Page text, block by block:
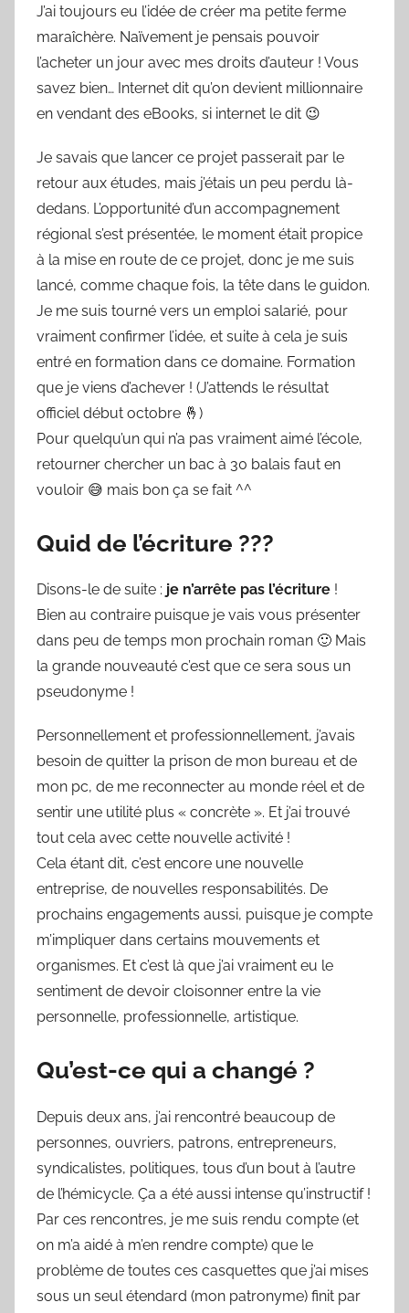
J’ai toujours eu l’idée de créer ma petite ferme
maraîchère. Naïvement je pensais pouvoir
l’acheter un jour avec mes droits d’auteur ! Vous
savez bien… Internet dit qu’on devient millionnaire
en vendant des eBooks, si internet le dit 😉
Je savais que lancer ce projet passerait par le
retour aux études, mais j’étais un peu perdu là-
dedans. L’opportunité d’un accompagnement
régional s’est présentée, le moment était propice
à la mise en route de ce projet, donc je me suis
lancé, comme chaque fois, la tête dans le guidon.
Je me suis tourné vers un emploi salarié, pour
vraiment confirmer l’idée, et suite à cela je suis
entré en formation dans ce domaine. Formation
que je viens d’achever ! (J’attends le résultat
officiel début octobre 🤞 )
Pour quelqu’un qui n’a pas vraiment aimé l’école,
retourner chercher un bac à 30 balais faut en
vouloir 😅 mais bon ça se fait ^^
Quid de l’écriture ???
Disons-le de suite : je n’arrête pas l’écriture !
Bien au contraire puisque je vais vous présenter
dans peu de temps mon prochain roman 🙂 Mais
la grande nouveauté c’est que ce sera sous un
pseudonyme !
Personnellement et professionnellement, j’avais
besoin de quitter la prison de mon bureau et de
mon pc, de me reconnecter au monde réel et de
sentir une utilité plus « concrète ». Et j’ai trouvé
tout cela avec cette nouvelle activité !
Cela étant dit, c’est encore une nouvelle
entreprise, de nouvelles responsabilités. De
prochains engagements aussi, puisque je compte
m’impliquer dans certains mouvements et
organismes. Et c’est là que j’ai vraiment eu le
sentiment de devoir cloisonner entre la vie
personnelle, professionnelle, artistique.
Qu’est-ce qui a changé ?
Depuis deux ans, j’ai rencontré beaucoup de
personnes, ouvriers, patrons, entrepreneurs,
syndicalistes, politiques, tous d’un bout à l’autre
de l’hémicycle. Ça a été aussi intense qu’instructif !
Par ces rencontres, je me suis rendu compte (et
on m’a aidé à m’en rendre compte) que le
problème de toutes ces casquettes que j’ai mises
sous un seul étendard (mon patronyme) finit par